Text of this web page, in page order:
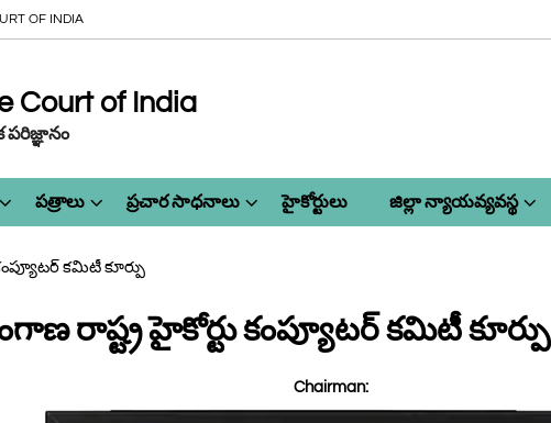
OF INDIA
Court of India
పత్రాలు ప్రచార సాధనాలు హైకోర్టులు జిల్లా న్యాయవ్యవస్థ
కమిటీ కూర్పు
రాష్ట్ర హైకోర్టు కంప్యూటర్ కమిటీ కూర్పు
Chairman: